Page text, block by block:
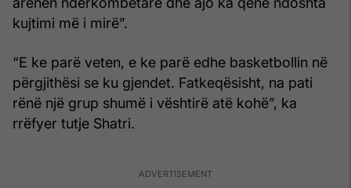
kujtimi më i mirë”.
“E ke parë veten, e ke parë edhe basketbollin në
përgjithësi se ku gjendet. Fatkeqësisht, na pati
rënë një grup shumë i vështirë atë kohë”, ka
rrëfyer tutje Shatri.